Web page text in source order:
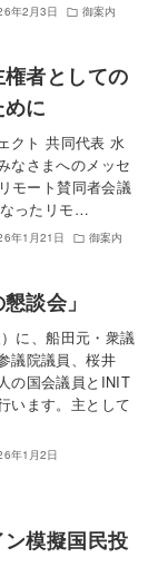
年2月3日 御案内
者としての
に
クト 共同代表 水
なさまへのメッセ
モート賛同者会議
ったリモ…
年1月21日 御案内
談会」
に、船田元・衆議
議院議員、桜井
の国会議員とINIT
います。主として
年1月2日
模擬国民投